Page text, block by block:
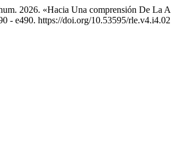
2026. «Hacia Una comprensión De La
- e490. https://doi.org/10.53595/